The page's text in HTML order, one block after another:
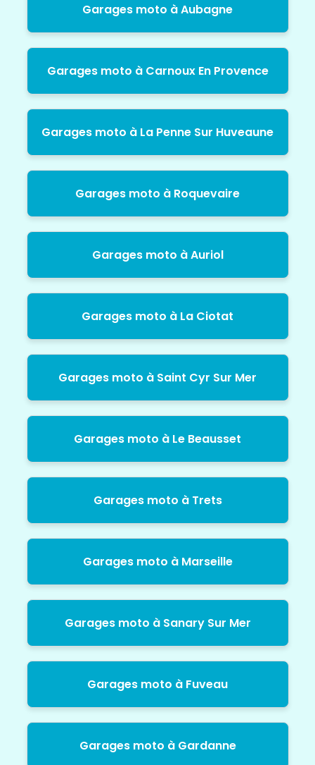
Garages moto à Aubagne
Garages moto à Carnoux En Provence
Garages moto à La Penne Sur Huveaune
Garages moto à Roquevaire
Garages moto à Auriol
Garages moto à La Ciotat
Garages moto à Saint Cyr Sur Mer
Garages moto à Le Beausset
Garages moto à Trets
Garages moto à Marseille
Garages moto à Sanary Sur Mer
Garages moto à Fuveau
Garages moto à Gardanne